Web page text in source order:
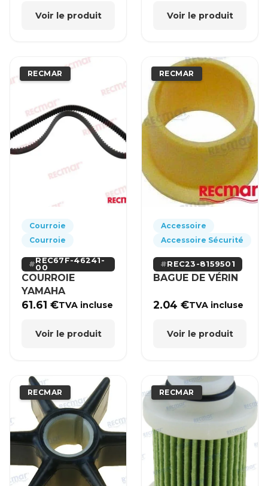
Voir le produit Voir le produit
RECMAR
Courroie
Courroie
REC67F-46241-
00
COURROIE
YAMAHA
61.61€TVA incluse
Voir le produit
RECMAR
Accessoire
Accessoire Sécurité
REC23-8159501
BAGUE DE VÉRIN
2.04€TVA incluse
Voir le produit
RECMAR RECMAR